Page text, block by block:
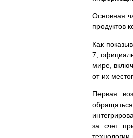
Основная
продуктов
Как
7,
мире,
от их
Первая
за счет